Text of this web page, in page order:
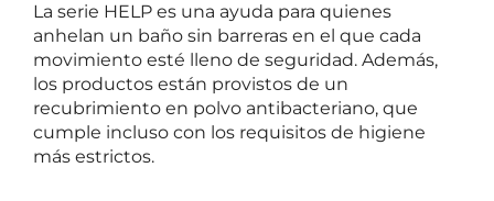
La serie HELP es una ayuda para quienes
anhelan un baño sin barreras en el que cada
movimiento esté lleno de seguridad. Además,
los productos están provistos de un
recubrimiento en polvo antibacteriano, que
cumple incluso con los requisitos de higiene
más estrictos.